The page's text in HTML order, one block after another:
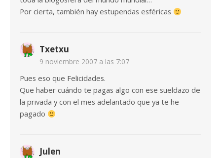
Por cierta, también hay estupendas esféricas
Txetxu
9 noviembre 2007 a las 7:07
Pues eso que Felicidades.
Que haber cuándo te pagas algo con ese sueldazo de
la privada y con el mes adelantado que ya te he
pagado
Julen